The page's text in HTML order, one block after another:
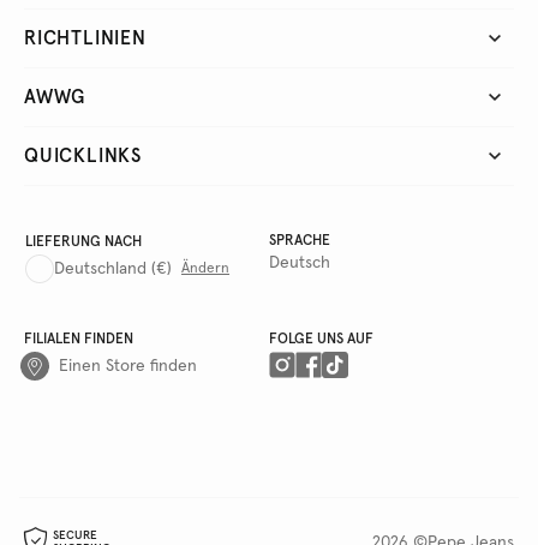
RICHTLINIEN
AWWG
QUICKLINKS
LIEFERUNG NACH
Deutschland (€) Ändern
SPRACHE
Deutsch
FILIALEN FINDEN
Einen Store finden
FOLGE UNS AUF
SECURE